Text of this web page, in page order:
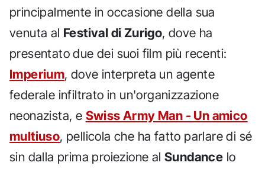
principalmente in occasione della sua
venuta al Festival di Zurigo, dove ha
presentato due dei suoi film più recenti:
Imperium, dove interpreta un agente
federale infiltrato in un'organizzazione
neonazista, e Swiss Army Man - Un amico
multiuso, pellicola che ha fatto parlare di sé
sin dalla prima proiezione al Sundance lo